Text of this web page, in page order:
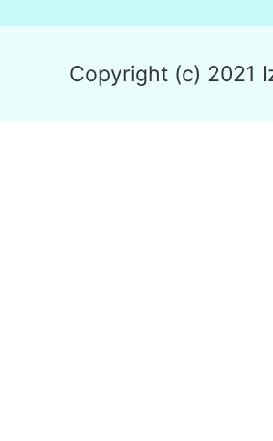
Copyright (c) 2021